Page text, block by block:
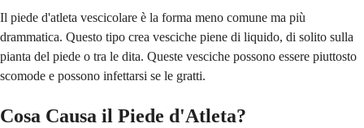
Il piede d'atleta vescicolare è la forma meno comune ma più
drammatica. Questo tipo crea vesciche piene di liquido, di solito sulla
pianta del piede o tra le dita. Queste vesciche possono essere piuttosto
scomode e possono infettarsi se le gratti.
Cosa Causa il Piede d'Atleta?